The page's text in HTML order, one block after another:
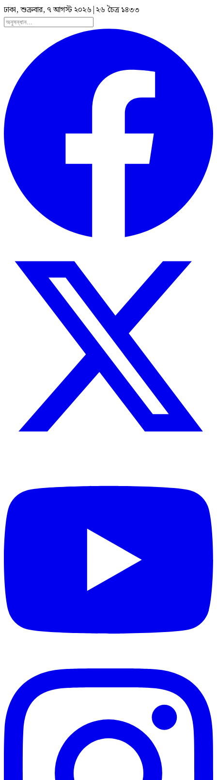
ঢাকা, শুক্রবার, ৭ আগস্ট ২০২৬ | ২৬ চৈত্র ১৪৩৩